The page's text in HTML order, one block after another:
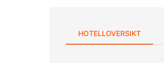
HOTELLOVERSIKT